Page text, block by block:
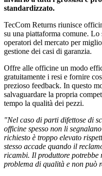
standardizzato.
TecCom Returns riunisce
su una piattaforma comune.
operatori del mercato per
gestione dei casi di garanzia.
Offre alle officine un modo
gratuitamente i resi e fornire
prezioso feedback. In questo
salvaguardare la propria
tempo la qualità dei pezzi.
"Nel caso di parti difettose di
officine spesso non li
richiesto è troppo elevato
stesso accade quando il
ricambi. Il produttore potrebbe
problema di qualità e non può